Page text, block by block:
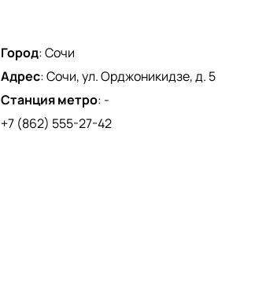
Город:Сочи
Адрес:Сочи, ул. Орджоникидзе, д. 5
Станция метро: -
+7 (862) 555-27-42